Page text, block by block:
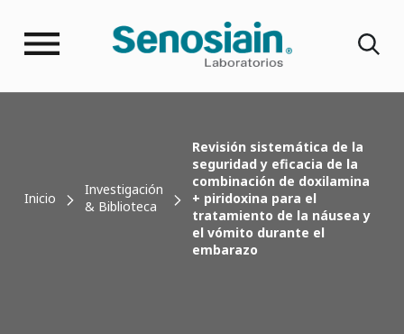
Inicio
Investigación
& Biblioteca
Revisión sistemática de la
seguridad y eficacia de la
combinación de doxilamina
+ piridoxina para el
tratamiento de la náusea y
el vómito durante el
embarazo